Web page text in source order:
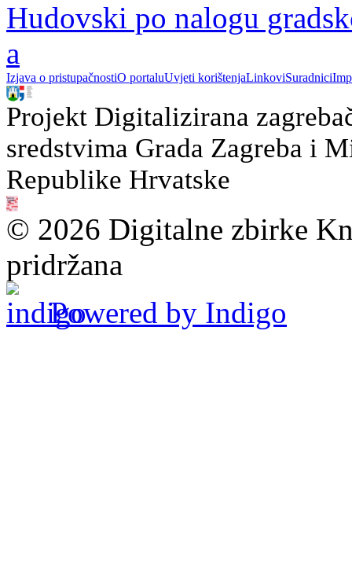
Hudovski po nalogu
a
Izjava o pristupačnostiO portaluUvjeti korištenjaLinkoviSuradnici
Projekt Digitalizirana
sredstvima Grada Zagreba i
Republike Hrvatske
© 2026 Digitalne zbirke
pridržana
Powered by Indigo